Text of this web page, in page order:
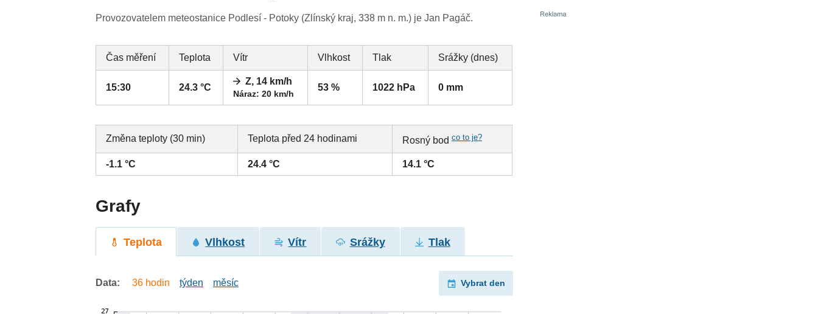
Provozovatelem meteostanice Podlesí - Potoky (Zlínský kraj, 338 m n. m.) je Jan Pagáč.
Čas měření Teplota Vítr Vlhkost Tlak Srážky (dnes)
15:30 24.3 °C
Z, 14 km/h
Náraz: 20 km/h
53 % 1022 hPa 0 mm
Změna teploty (30 min) Teplota před 24 hodinami Rosný bodco to je?
-1.1 °C 24.4 °C 14.1 °C
Grafy
Teplota Vlhkost Vítr Srážky Tlak
Data: 36 hodin týden měsíc Vybrat den